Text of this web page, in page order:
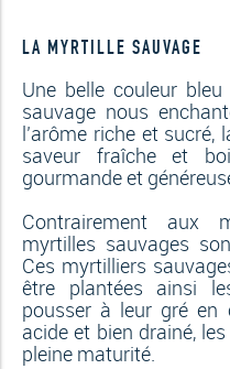
LA MYRTILLE SAUVAGE
Une belle couleur
sauvage nous
l’arôme riche et sucré,
saveur fraîche et
gourmande et
Contrairement aux
myrtilles sauvages
Ces myrtilliers
être plantées ainsi
pousser à leur gré
acide et bien drainé,
pleine maturité.